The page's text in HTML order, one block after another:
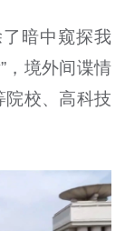
暗中窥探我
，境外间谍情
院校、高科技